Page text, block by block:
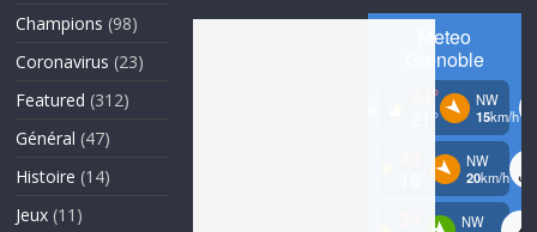
Champions (98)
Coronavirus (23)
Featured (312)
Général (47)
Histoire (14)
Jeux (11)